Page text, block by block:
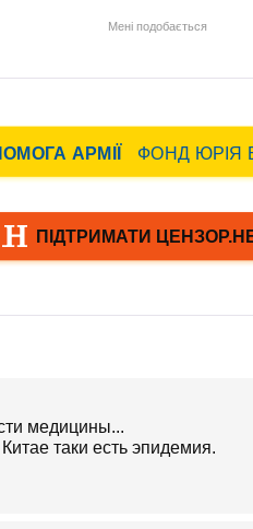
Мені подобається
медицины...
таки есть эпидемия.